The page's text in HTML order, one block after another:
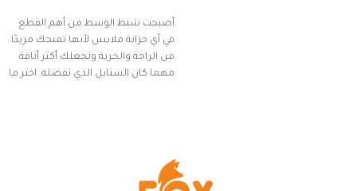
أصبحت شنط الوسط من أهم القطع
في أي خزانة ملابس لأنها تمنحك مزيدًا
من الراحة والحرية وتجعلك أكثر أناقة
مهما كان الستايل الذي تفضله. اختر ما